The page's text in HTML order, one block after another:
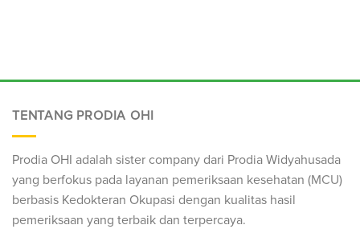
TENTANG PRODIA OHI
Prodia OHI adalah sister company dari Prodia Widyahusada
yang berfokus pada layanan pemeriksaan kesehatan (MCU)
berbasis Kedokteran Okupasi dengan kualitas hasil
pemeriksaan yang terbaik dan terpercaya.